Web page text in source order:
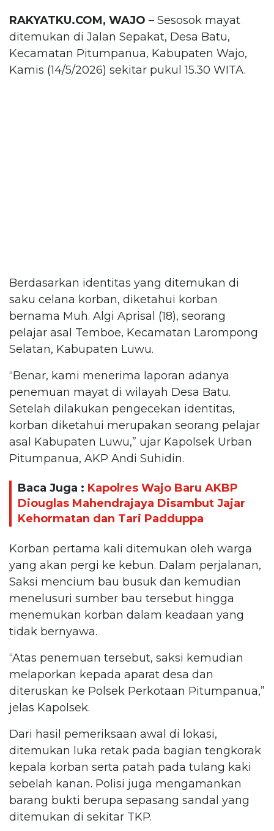
RAKYATKU.COM, WAJO – Sesosok mayat
ditemukan di Jalan Sepakat, Desa Batu,
Kecamatan Pitumpanua, Kabupaten Wajo,
Kamis (14/5/2026) sekitar pukul 15.30 WITA.
Berdasarkan identitas yang ditemukan di
saku celana korban, diketahui korban
bernama Muh. Algi Aprisal (18), seorang
pelajar asal Temboe, Kecamatan Larompong
Selatan, Kabupaten Luwu.
“Benar, kami menerima laporan adanya
penemuan mayat di wilayah Desa Batu.
Setelah dilakukan pengecekan identitas,
korban diketahui merupakan seorang pelajar
asal Kabupaten Luwu,” ujar Kapolsek Urban
Pitumpanua, AKP Andi Suhidin.
Baca Juga : Kapolres Wajo Baru AKBP
Diouglas Mahendrajaya Disambut Jajar
Kehormatan dan Tari Padduppa
Korban pertama kali ditemukan oleh warga
yang akan pergi ke kebun. Dalam perjalanan,
Saksi mencium bau busuk dan kemudian
menelusuri sumber bau tersebut hingga
menemukan korban dalam keadaan yang
tidak bernyawa.
“Atas penemuan tersebut, saksi kemudian
melaporkan kepada aparat desa dan
diteruskan ke Polsek Perkotaan Pitumpanua,”
jelas Kapolsek.
Dari hasil pemeriksaan awal di lokasi,
ditemukan luka retak pada bagian tengkorak
kepala korban serta patah pada tulang kaki
sebelah kanan. Polisi juga mengamankan
barang bukti berupa sepasang sandal yang
ditemukan di sekitar TKP.